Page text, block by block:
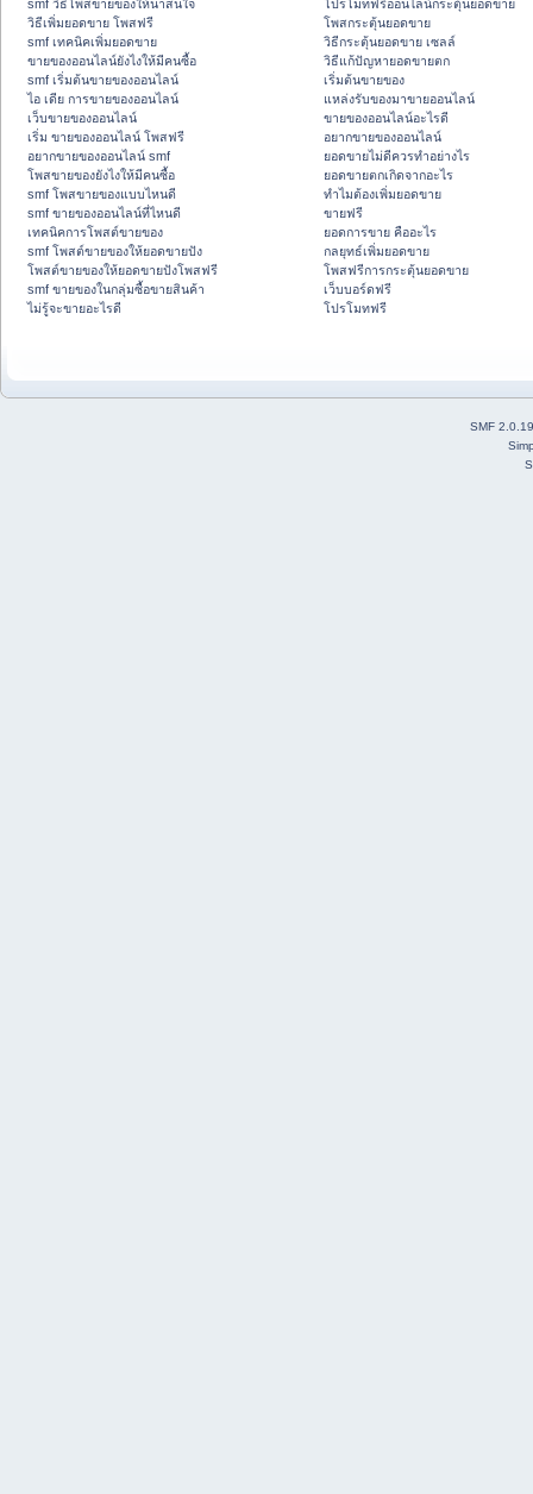
smf วิธีโพสขายของให้น่าสนใจ
วิธีเพิ่มยอดขาย โพสฟรี
smf เทคนิคเพิ่มยอดขาย
ขายของออนไลน์ยังไงให้มีคนซื้อ
smf เริ่มต้นขายของออนไลน์
ไอ เดีย การขายของออนไลน์
เว็บขายของออนไลน์
เริ่ม ขายของออนไลน์ โพสฟรี
อยากขายของออนไลน์ smf
โพสขายของยังไงให้มีคนซื้อ
smf โพสขายของแบบไหนดี
smf ขายของออนไลน์ที่ไหนดี
เทคนิคการโพสต์ขายของ
smf โพสต์ขายของให้ยอดขายปัง
โพสต์ขายของให้ยอดขายปังโพสฟรี
smf ขายของในกลุ่มซื้อขายสินค้า
ไม่รู้จะขายอะไรดี
โปรโมทฟรีออนไลน์กระตุ้นยอดขาย
โพสกระตุ้นยอดขาย
วิธีกระตุ้นยอดขาย เซลล์
วิธีแก้ปัญหายอดขายตก
เริ่มต้นขายของ
แหล่งรับของมาขายออนไลน์
ขายของออนไลน์อะไรดี
อยากขายของออนไลน์
ยอดขายไม่ดีควรทำอย่างไร
ยอดขายตกเกิดจากอะไร
ทำไมต้องเพิ่มยอดขาย
ขายฟรี
ยอดการขาย คืออะไร
กลยุทธ์เพิ่มยอดขาย
โพสฟรีการกระตุ้นยอดขาย
เว็บบอร์ดฟรี
โปรโมทฟรี
SMF 2.0.19